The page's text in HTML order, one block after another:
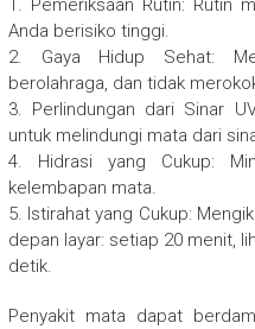
1. Pemeriksaan Rutin: Rutin
Anda berisiko tinggi.
2. Gaya Hidup Sehat:
berolahraga, dan tidak
3. Perlindungan dari Sinar
untuk melindungi mata dari
4. Hidrasi yang Cukup:
kelembapan mata.
5. Istirahat yang Cukup:
depan layar: setiap 20 menit,
detik.
Penyakit mata dapat